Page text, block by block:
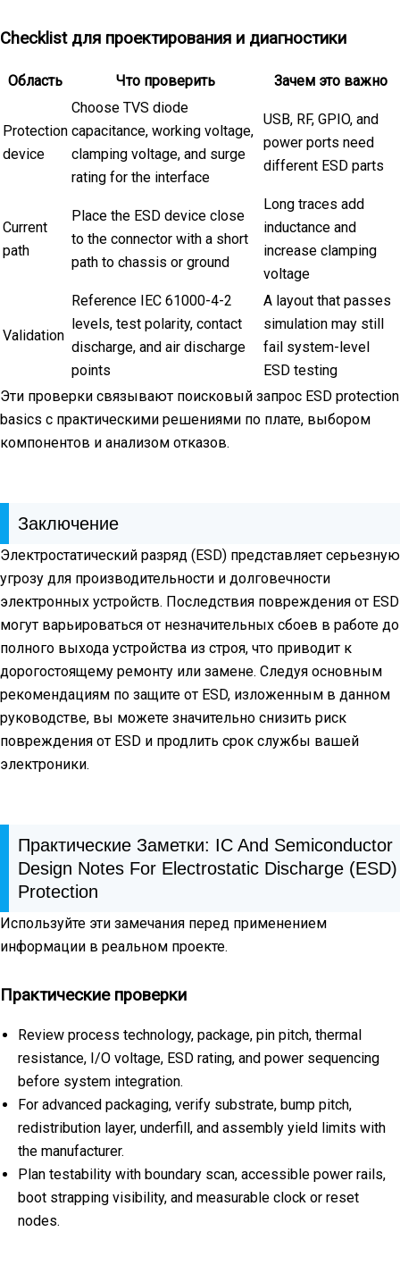
Checklist для проектирования и диагностики
Область Что проверить Зачем это важно
Protection
device
Choose TVS diode
capacitance, working voltage,
clamping voltage, and surge
rating for the interface
USB, RF, GPIO, and
power ports need
different ESD parts
Current
path
Place the ESD device close
to the connector with a short
path to chassis or ground
Long traces add
inductance and
increase clamping
voltage
Validation
Reference IEC 61000-4-2
levels, test polarity, contact
discharge, and air discharge
points
A layout that passes
simulation may still
fail system-level
ESD testing
Эти проверки связывают поисковый запрос ESD protection
basics с практическими решениями по плате, выбором
компонентов и анализом отказов.
Заключение
Электростатический разряд (ESD) представляет серьезную
угрозу для производительности и долговечности
электронных устройств. Последствия повреждения от ESD
могут варьироваться от незначительных сбоев в работе до
полного выхода устройства из строя, что приводит к
дорогостоящему ремонту или замене. Следуя основным
рекомендациям по защите от ESD, изложенным в данном
руководстве, вы можете значительно снизить риск
повреждения от ESD и продлить срок службы вашей
электроники.
Практические Заметки: IC And Semiconductor
Design Notes For Electrostatic Discharge (ESD)
Protection
Используйте эти замечания перед применением
информации в реальном проекте.
Практические проверки
Review process technology, package, pin pitch, thermal
resistance, I/O voltage, ESD rating, and power sequencing
before system integration.
For advanced packaging, verify substrate, bump pitch,
redistribution layer, underfill, and assembly yield limits with
the manufacturer.
Plan testability with boundary scan, accessible power rails,
boot strapping visibility, and measurable clock or reset
nodes.